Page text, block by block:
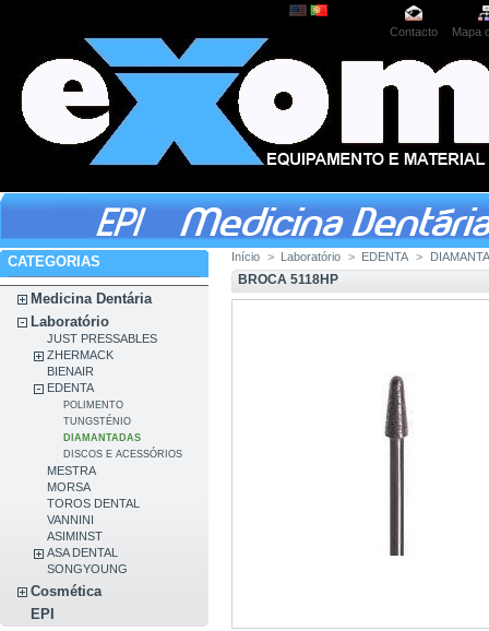
Contacto Mapa
CATEGORIAS
Medicina Dentária
Laboratório
JUST PRESSABLES
ZHERMACK
BIENAIR
EDENTA
POLIMENTO
TUNGSTÉNIO
DIAMANTADAS
DISCOS E ACESSÓRIOS
MESTRA
MORSA
TOROS DENTAL
VANNINI
ASIMINST
ASA DENTAL
SONGYOUNG
Cosmética
EPI
Início > Laboratório > EDENTA >
BROCA 5118HP